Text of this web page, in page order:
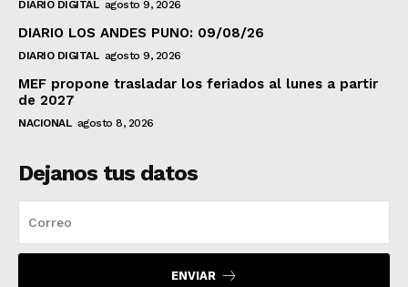
DIARIO DIGITAL agosto 9, 2026
DIARIO LOS ANDES PUNO: 09/08/26
DIARIO DIGITAL agosto 9, 2026
MEF propone trasladar los feriados al lunes a partir
de 2027
NACIONAL agosto 8, 2026
Dejanos tus datos
ENVIAR